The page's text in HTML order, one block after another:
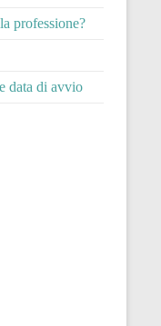
professione?
data di avvio